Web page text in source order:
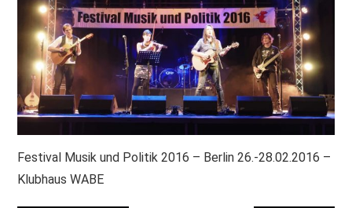
IMPRESSUM
Festival Musik und Politik 2016 – Berlin 26.-28.02.2016 –
Klubhaus WABE